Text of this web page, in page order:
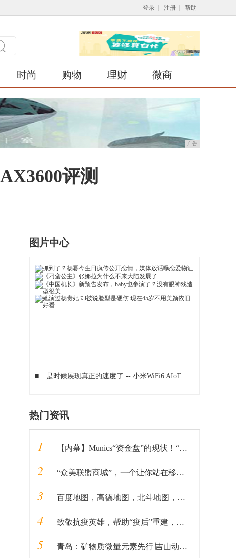
登录 注册 帮助
时尚 购物 理财 微商
广告
评测
图片中心
■ 是时候展现真正的速度了 -- 小米WiFi6 AIoT路由器AX3600评测
热门资讯
1 【内幕】Munics“资金盘”的现状！“韭菜们”坐稳了
2 “众美联盟商城”，一个让你站在移动互联网风口上的机会
3 百度地图，高德地图，北斗地图，使用比较
4 致敬抗疫英雄，帮助“疫后”重建，舒达床垫向武汉再捐65万元！
5 青岛：矿物质微量元素先行∣吉山动力元素获认可